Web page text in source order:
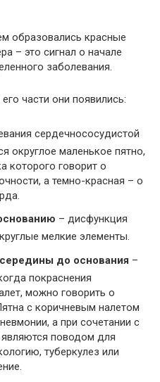
образовались красные
– это сигнал о начале
заболевания.
части они появились:
сердечнососудистой
округлое маленькое пятно,
которого говорит о
а темно-красная – о
– дисфункция
мелкие элементы.
до основания –
покраснения
можно говорить о
с коричневым налетом
а при сочетании с
поводом для
туберкулез или